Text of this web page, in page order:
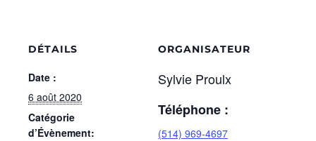
DÉTAILS
Date :
6 août 2020
Catégorie
d’Évènement:
ORGANISATEUR
Sylvie Proulx
Téléphone :
(514) 969-4697